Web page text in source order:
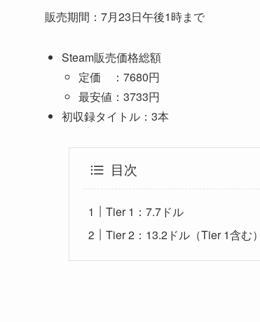
販売期間：7月23日午後1時まで
Steam販売価格総額
定価 ：7680円
最安値：3733円
初収録タイトル：3本
目次
Tier 1：7.7ドル
Tier 2：13.2ドル（Tier 1含む）